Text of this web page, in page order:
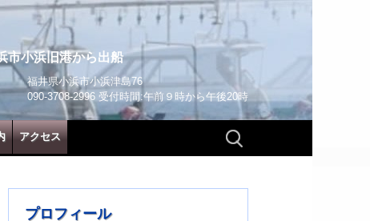
市小浜旧港から出船
福井県小浜市小浜津島76
090-3708-2996 受付時間:午前９時から午後20時
アクセス
検
プロフィール